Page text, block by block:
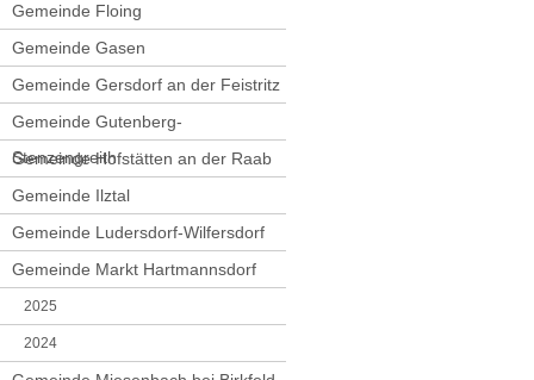
Gemeinde Floing
Gemeinde Gasen
Gemeinde Gersdorf an der Feistritz
Gemeinde Gutenberg-
Stenzengreith
Gemeinde Hofstätten an der Raab
Gemeinde Ilztal
Gemeinde Ludersdorf-Wilfersdorf
Gemeinde Markt Hartmannsdorf
2025
2024